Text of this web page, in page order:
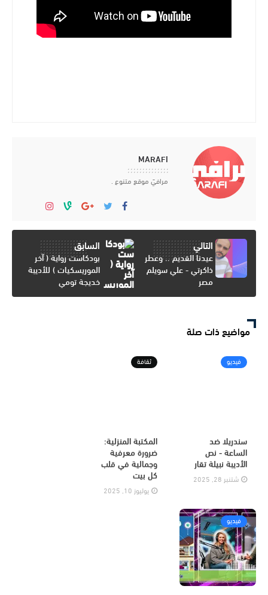
MARAFI
مرافيَ موقع متنوع .
التالي
عيدنا القديم .. وعطر
ذاكرتي - علي سويلم
مصر
السابق
بودكاست رواية ( آخر
الموريسكيات ) للأديبة
خديجة تومي
مواضيع ذات صلة
فيديو
سندريلا ضد
الساعة - نص
الأديبة نبيلة تقار
شتنبر 28, 2025
ثقافة
المكتبة المنزلية:
ضرورة معرفية
وجمالية في قلب
كل بيت
يوليوز 10, 2025
فيديو